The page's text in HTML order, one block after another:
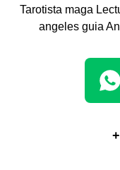
Tarotista maga
angeles guia